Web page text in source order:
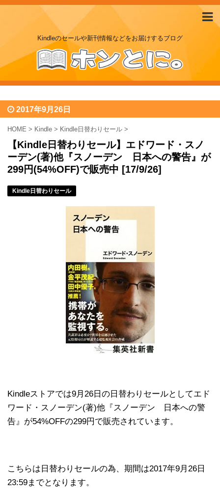
Kindleのセールや新刊情報などをお届けするブログ
2017年9月26日
HOME > Kindle > Kindle日替わりセール >
【Kindle日替わりセール】エドワード・スノ
ーデン(著)他『スノーデン 日本への警告』が
299円(54%OFF)で販売中 [17/9/26]
Kindle日替わりセール
Kindleストアでは9月26日の日替わりセールとしてエド
ワード・スノーデン(著)他『スノーデン 日本への警
告』が54%OFFの299円で販売されています。
こちらは日替わりセールの為、期間は2017年9月26日
23:59までとなります。